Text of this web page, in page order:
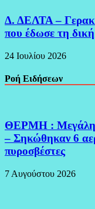
Δ. ΔΕΛΤΑ –
που έδωσε τη
24 Ιουλίου 2026
Ροή Ειδήσεων
ΘΕΡΜΗ : Μεγάλη
– Σηκώθηκαν 6
πυροσβέστες
7 Αυγούστου 2026